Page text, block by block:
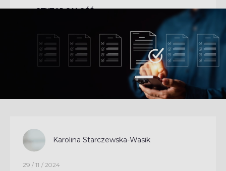
dla osób z niepełnosprawnościami...
CZYTAJ CAŁOŚĆ
Karolina Starczewska-Wasik
29 / 11 / 2024